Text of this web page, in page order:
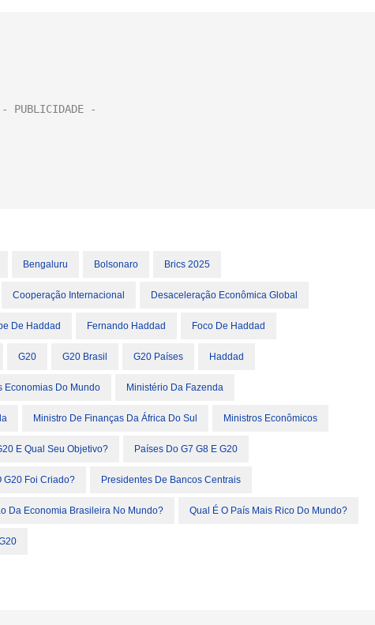
Bengaluru Bolsonaro Brics 2025
Cooperação Internacional Desaceleração Econômica Global
De Haddad Fernando Haddad Foco De Haddad
G20 G20 Brasil G20 Países Haddad
Economias Do Mundo Ministério Da Fazenda
Ministro De Finanças Da África Do Sul Ministros Econômicos
E Qual Seu Objetivo? Países Do G7 G8 E G20
G20 Foi Criado? Presidentes De Bancos Centrais
Da Economia Brasileira No Mundo? Qual É O País Mais Rico Do Mundo?